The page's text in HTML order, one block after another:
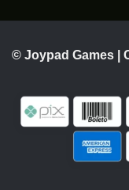
© Joypad Games |